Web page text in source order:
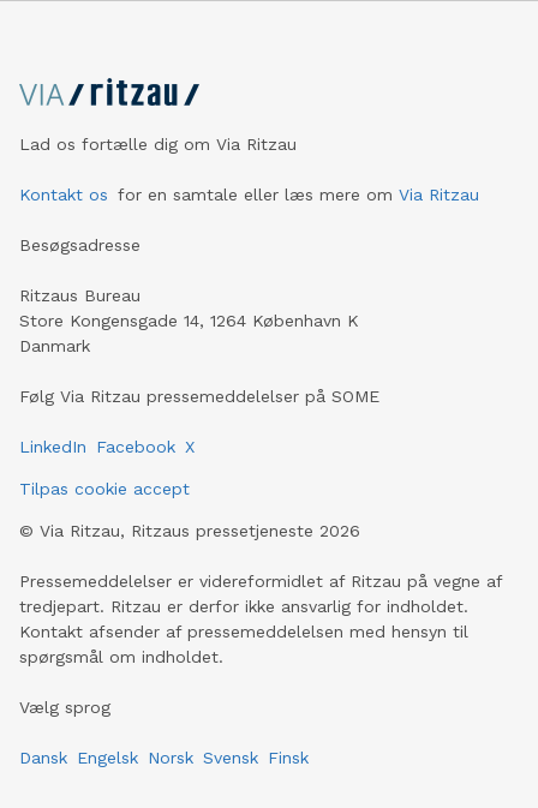
Lad os fortælle dig om Via Ritzau
Kontakt os for en samtale eller læs mere om Via Ritzau
Besøgsadresse
Ritzaus Bureau
Store Kongensgade 14, 1264 København K
Danmark
Følg Via Ritzau pressemeddelelser på SOME
LinkedIn Facebook X
Tilpas cookie accept
© Via Ritzau, Ritzaus pressetjeneste 2026
Pressemeddelelser er videreformidlet af Ritzau på vegne af
tredjepart. Ritzau er derfor ikke ansvarlig for indholdet.
Kontakt afsender af pressemeddelelsen med hensyn til
spørgsmål om indholdet.
Vælg sprog
Dansk Engelsk Norsk Svensk Finsk